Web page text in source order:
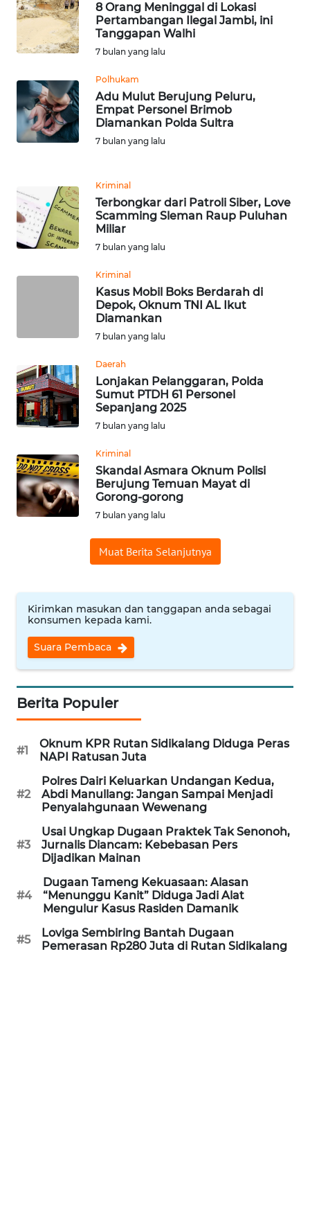
8 Orang Meninggal di Lokasi
Pertambangan Ilegal Jambi, ini
Tanggapan Walhi
7 bulan yang lalu
Polhukam
Adu Mulut Berujung Peluru,
Empat Personel Brimob
Diamankan Polda Sultra
7 bulan yang lalu
Kriminal
Terbongkar dari Patroli Siber, Love
Scamming Sleman Raup Puluhan
Miliar
7 bulan yang lalu
Kriminal
Kasus Mobil Boks Berdarah di
Depok, Oknum TNI AL Ikut
Diamankan
7 bulan yang lalu
Daerah
Lonjakan Pelanggaran, Polda
Sumut PTDH 61 Personel
Sepanjang 2025
7 bulan yang lalu
Kriminal
Skandal Asmara Oknum Polisi
Berujung Temuan Mayat di
Gorong-gorong
7 bulan yang lalu
Muat Berita Selanjutnya
Kirimkan masukan dan tanggapan anda sebagai
konsumen kepada kami.
Suara Pembaca
Berita Populer
#1
Oknum KPR Rutan Sidikalang Diduga Peras
NAPI Ratusan Juta
#2
Polres Dairi Keluarkan Undangan Kedua,
Abdi Manullang: Jangan Sampai Menjadi
Penyalahgunaan Wewenang
#3
Usai Ungkap Dugaan Praktek Tak Senonoh,
Jurnalis Diancam: Kebebasan Pers
Dijadikan Mainan
#4
Dugaan Tameng Kekuasaan: Alasan
“Menunggu Kanit” Diduga Jadi Alat
Mengulur Kasus Rasiden Damanik
#5
Loviga Sembiring Bantah Dugaan
Pemerasan Rp280 Juta di Rutan Sidikalang
KARAWANG
WN
WN
BOGOR
WN
WN
TAPANULI
UTARA
SAMOSIR
WN
SUMEDANG
WN
WN
KEPULAUAN
SERIBU
BINJAI
WN
WN
INDRAMAYU
WN
WN
WN
WN